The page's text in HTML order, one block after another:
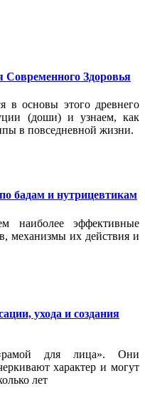
Здоровья
в основы этого древнего
(доши) и узнаем, как
в повседневной жизни.
бадам и нутрицевтикам
наиболее эффективные
механизмы их действия и
ухода и создания
для лица». Они
характер и могут
лет